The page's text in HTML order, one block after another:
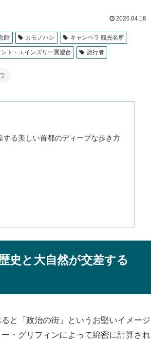
2026.04.18
館 カモノハシ キャンベラ 観光名所
ント・エインズリー展望台 旅行者
する美しい首都のディープな歩き方
史と大自然が交差する
と「政治の街」というお堅いイメージ
・グリフィンによって綿密に計算され